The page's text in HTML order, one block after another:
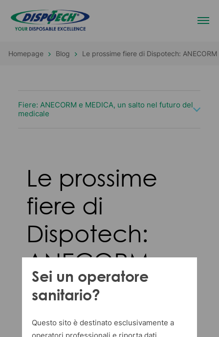
Homepage Blog Le prossime fiere di Dispotech:
Fiere: ANECORM e MEDICA, un salto nel futuro del
medicale
Le prossime
fiere di
Dispotech:
ANECORM e
MEDICA, un
salto nel
Sei un operatore
sanitario?
Questo sito è destinato esclusivamente a